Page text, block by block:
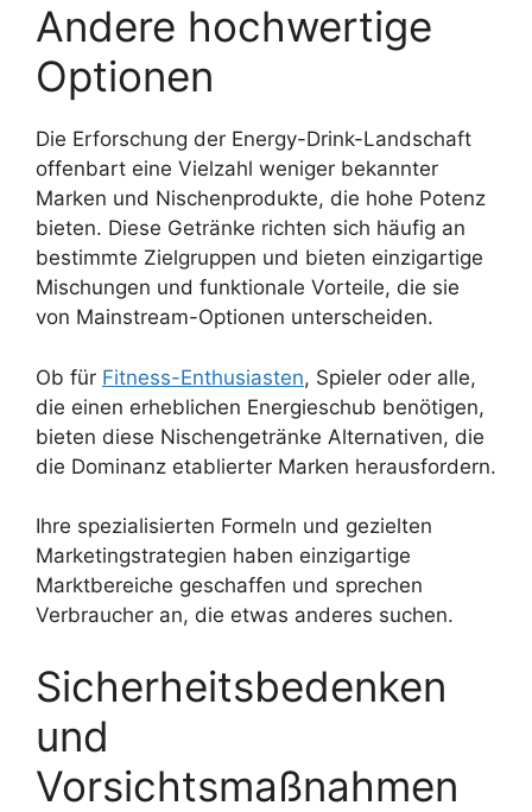
Andere hochwertige
Optionen
Die Erforschung der Energy-Drink-Landschaft
offenbart eine Vielzahl weniger bekannter
Marken und Nischenprodukte, die hohe Potenz
bieten. Diese Getränke richten sich häufig an
bestimmte Zielgruppen und bieten einzigartige
Mischungen und funktionale Vorteile, die sie
von Mainstream-Optionen unterscheiden.
Ob für Fitness-Enthusiasten, Spieler oder alle,
die einen erheblichen Energieschub benötigen,
bieten diese Nischengetränke Alternativen, die
die Dominanz etablierter Marken herausfordern.
Ihre spezialisierten Formeln und gezielten
Marketingstrategien haben einzigartige
Marktbereiche geschaffen und sprechen
Verbraucher an, die etwas anderes suchen.
Sicherheitsbedenken
und
Vorsichtsmaßnahmen